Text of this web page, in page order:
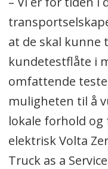
at de skal kunne
kundetestflåte i
omfattende
muligheten til å
lokale forhold
elektrisk Volta
Truck as a